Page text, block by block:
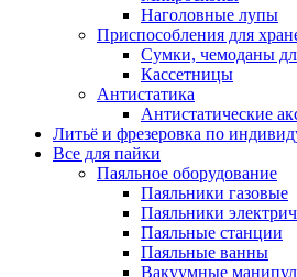
Наголовные лупы
Приспособления для
Сумки, чемоданы
Кассетницы
Антистатика
Антистатические
Литьё и фрезеровка по
Все для пайки
Паяльное оборудование
Паяльники газовые
Паяльники
Паяльные станции
Паяльные ванны
Вакуумные